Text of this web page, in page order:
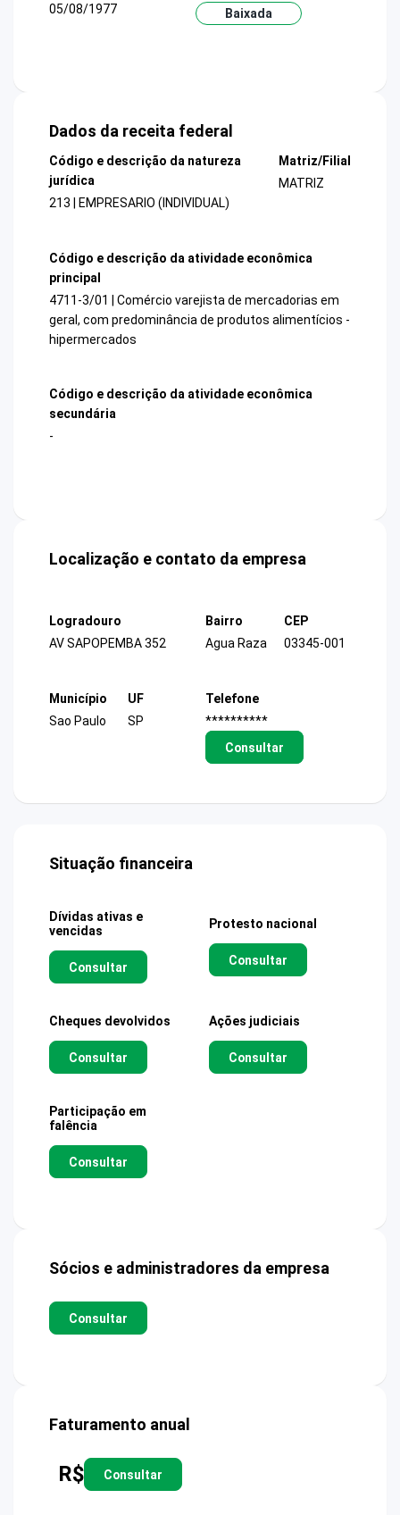
05/08/1977
Baixada
Dados da receita federal
Código e descrição da natureza
jurídica
213 | EMPRESARIO (INDIVIDUAL)
Matriz/Filial
MATRIZ
Código e descrição da atividade econômica
principal
4711-3/01 | Comércio varejista de mercadorias em
geral, com predominância de produtos alimentícios -
hipermercados
Código e descrição da atividade econômica
secundária
-
Localização e contato da empresa
Logradouro
AV SAPOPEMBA 352
Bairro
Agua Raza
CEP
03345-001
Município
Sao Paulo
UF
SP
Telefone
**********
Consultar
Situação financeira
Dívidas ativas e
vencidas
Consultar
Protesto nacional
Consultar
Cheques devolvidos
Consultar
Ações judiciais
Consultar
Participação em
falência
Consultar
Sócios e administradores da empresa
Consultar
Faturamento anual
R$ Consultar